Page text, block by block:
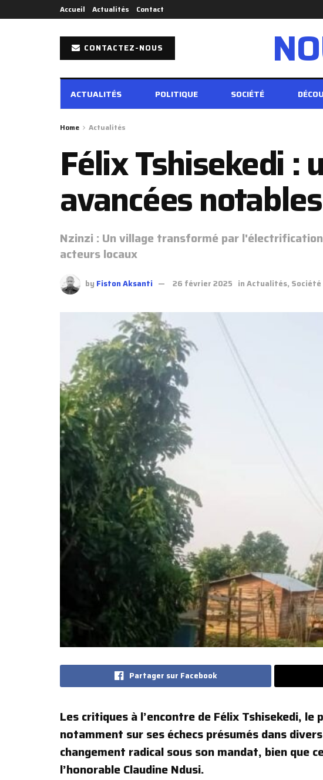
Accueil Actualités Contact
CONTACTEZ-NOUS
ACTUALITÉS POLITIQUE SOCIÉTÉ
Home Actualités
Félix Tshisekedi :
avancées
Nzinzi : Un village transformé par
acteurs locaux
by Fiston Aksanti 26 février 2025 inActualités, Société
Partager sur Facebook
Les critiques à l’encontre de Félix Tshisekedi,
notamment sur ses échecs présumés dans
changement radical sous son mandat, bien que
l’honorable Claudine Ndusi.